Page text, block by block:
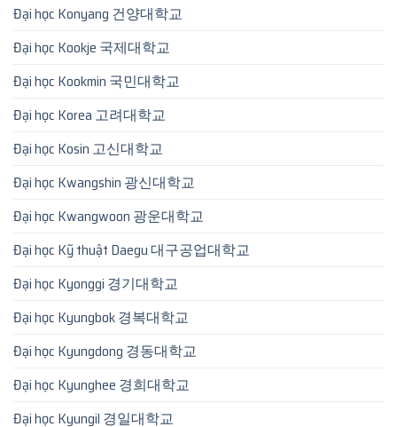
Đại học Konyang 건양대학교
Đại học Kookje 국제대학교
Đại học Kookmin 국민대학교
Đại học Korea 고려대학교
Đại học Kosin 고신대학교
Đại học Kwangshin 광신대학교
Đại học Kwangwoon 광운대학교
Đại học Kỹ thuật Daegu 대구공업대학교
Đại học Kyonggi 경기대학교
Đại học Kyungbok 경복대학교
Đại học Kyungdong 경동대학교
Đại học Kyunghee 경희대학교
Đại học Kyungil 경일대학교